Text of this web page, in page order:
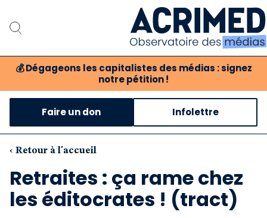
💰 Dégageons les capitalistes des médias : signez
notre pétition !Notre association
Notre critique des médias
Notre revue
Boutique
Faire un don Infolettre
‹ Retour à l'accueil
Retraites : ça rame chez
les éditocrates ! (tract)